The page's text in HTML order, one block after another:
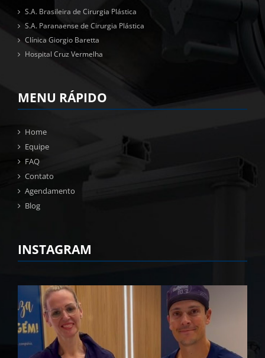
S.A. Brasileira de Cirurgia Plástica
S.A. Paranaense de Cirurgia Plástica
Clínica Giorgio Baretta
Hospital Cruz Vermelha
MENU RÁPIDO
Home
Equipe
FAQ
Contato
Agendamento
Blog
INSTAGRAM